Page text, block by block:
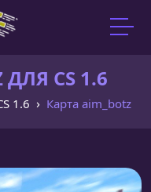
ДЛЯ CS 1.6
1.6 Карта aim_botz